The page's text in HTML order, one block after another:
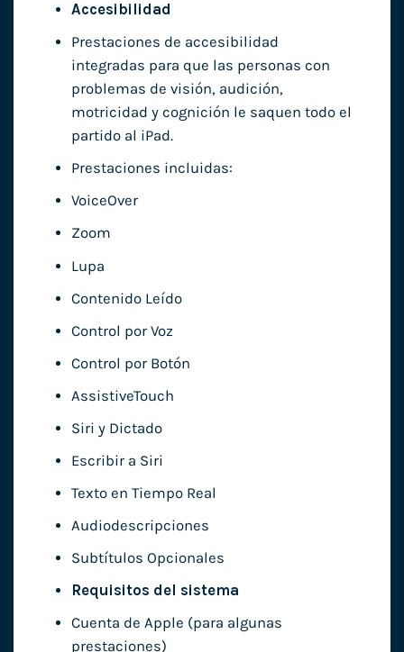
Accesibilidad
Prestaciones de accesibilidad
integradas para que las personas con
problemas de visión, audición,
motricidad y cognición le saquen todo el
partido al iPad.
Prestaciones incluidas:
VoiceOver
Zoom
Lupa
Contenido Leído
Control por Voz
Control por Botón
AssistiveTouch
Siri y Dictado
Escribir a Siri
Texto en Tiempo Real
Audiodescripciones
Subtítulos Opcionales
Requisitos del sistema
Cuenta de Apple (para algunas
prestaciones)